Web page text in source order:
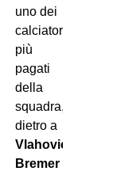
uno dei
calciatori
più
pagati
della
squadra,
dietro a
Vlahovic
Bremer